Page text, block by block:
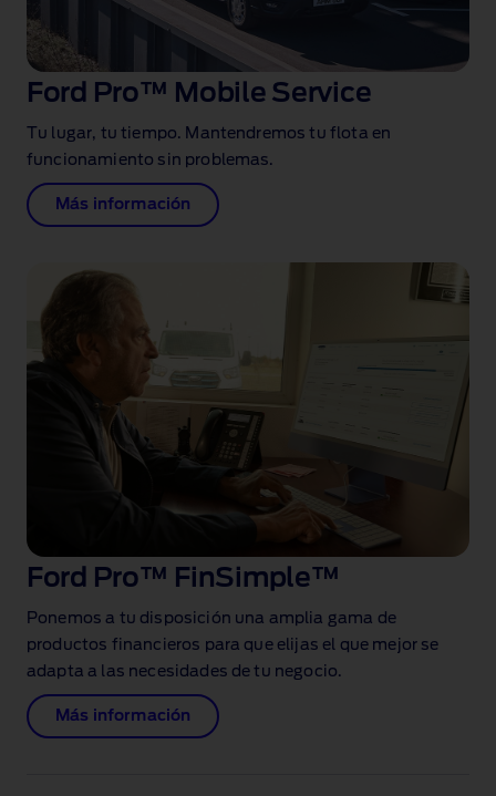
Ford Pro™ Mobile Service
Tu lugar, tu tiempo. Mantendremos tu flota en
funcionamiento sin problemas.
Más información
Ford Pro™ FinSimple™
Ponemos a tu disposición una amplia gama de
productos financieros para que elijas el que mejor se
adapta a las necesidades de tu negocio.
Más información